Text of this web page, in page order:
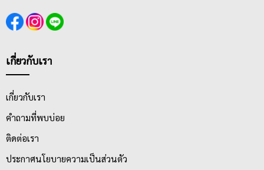
เกี่ยวกับเรา
เกี่ยวกับเรา
คำถามที่พบบ่อย
ติดต่อเรา
ประกาศนโยบายความเป็นส่วนตัว